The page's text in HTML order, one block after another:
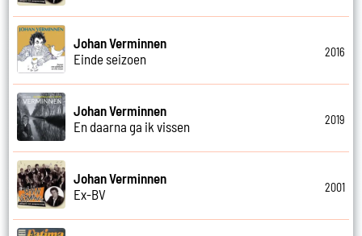
Johan Verminnen
Einde seizoen
2016
Johan Verminnen
En daarna ga ik vissen
2019
Johan Verminnen
Ex-BV
2001